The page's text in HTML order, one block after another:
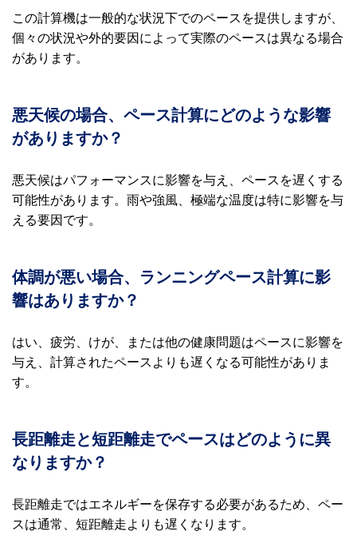
この計算機は一般的な状況下でのペースを提供しますが、
個々の状況や外的要因によって実際のペースは異なる場合
があります。
悪天候の場合、ペース計算にどのような影響
がありますか？
悪天候はパフォーマンスに影響を与え、ペースを遅くする
可能性があります。雨や強風、極端な温度は特に影響を与
える要因です。
体調が悪い場合、ランニングペース計算に影
響はありますか？
はい、疲労、けが、または他の健康問題はペースに影響を
与え、計算されたペースよりも遅くなる可能性がありま
す。
長距離走と短距離走でペースはどのように異
なりますか？
長距離走ではエネルギーを保存する必要があるため、ペー
スは通常、短距離走よりも遅くなります。